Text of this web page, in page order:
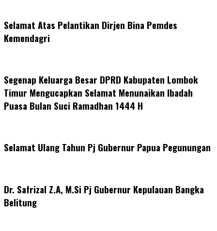
Selamat Atas Pelantikan Dirjen Bina Pemdes
Kemendagri
Segenap Keluarga Besar DPRD Kabupaten Lombok
Timur Mengucapkan Selamat Menunaikan Ibadah
Puasa Bulan Suci Ramadhan 1444 H
Selamat Ulang Tahun Pj Gubernur Papua Pegunungan
Dr. Safrizal Z.A, M.Si Pj Gubernur Kepulauan Bangka
Belitung